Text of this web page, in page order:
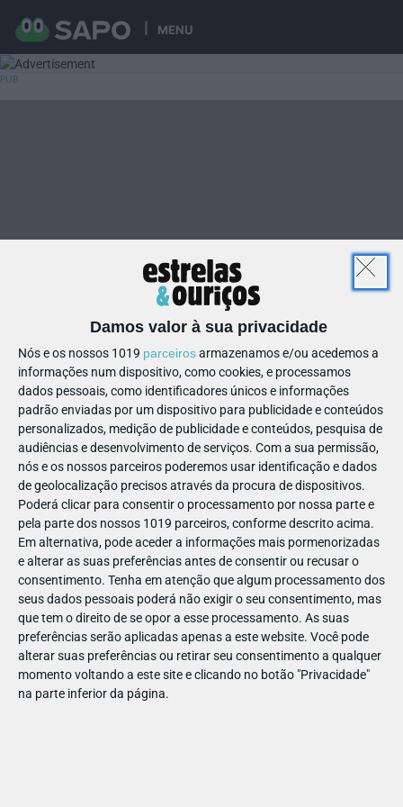
MENU
Damos valor à sua privacidade
Nós e os nossos 1019 parceirosarmazenamos e/ou acedemos a
informações num dispositivo, como cookies, e processamos
dados pessoais, como identificadores únicos e informações
padrão enviadas por um dispositivo para publicidade e conteúdos
personalizados, medição de publicidade e conteúdos, pesquisa de
audiências e desenvolvimento de serviços. Com a sua permissão,
nós e os nossos parceiros poderemos usar identificação e dados
de geolocalização precisos através da procura de dispositivos.
Poderá clicar para consentir o processamento por nossa parte e
pela parte dos nossos 1019 parceiros, conforme descrito acima.
Em alternativa, pode aceder a informações mais pormenorizadas
e alterar as suas preferências antes de consentir ou recusar o
consentimento. Tenha em atenção que algum processamento dos
seus dados pessoais poderá não exigir o seu consentimento, mas
que tem o direito de se opor a esse processamento. As suas
preferências serão aplicadas apenas a este website. Você pode
alterar suas preferências ou retirar seu consentimento a qualquer
momento voltando a este site e clicando no botão "Privacidade"
na parte inferior da página.
10
208491753129931